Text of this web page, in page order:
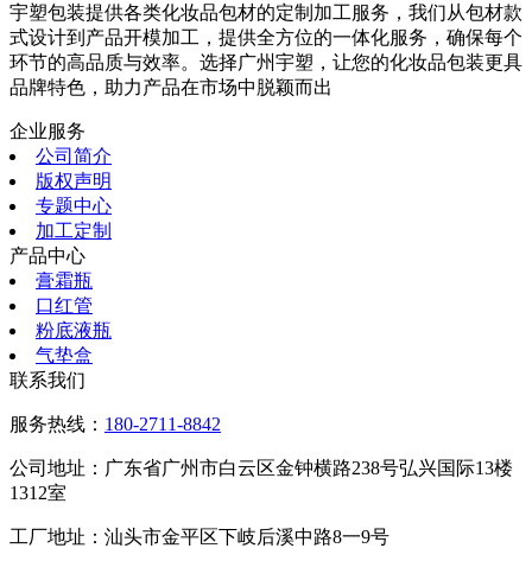
宇塑包装提供各类化妆品包材的定制加工服务，我们从包材款
式设计到产品开模加工，提供全方位的一体化服务，确保每个
环节的高品质与效率。选择广州宇塑，让您的化妆品包装更具
品牌特色，助力产品在市场中脱颖而出
企业服务
公司简介
版权声明
专题中心
加工定制
产品中心
膏霜瓶
口红管
粉底液瓶
气垫盒
联系我们
服务热线： 180-2711-8842
公司地址：广东省广州市白云区金钟横路238号弘兴国际13楼
1312室
工厂地址：汕头市金平区下岐后溪中路8一9号